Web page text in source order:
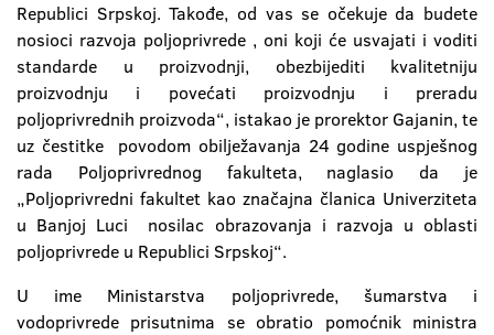
Republici Srpskoj. Takođe, od vas se očekuje da budete
nosioci razvoja poljoprivrede , oni koji će usvajati i voditi
standarde u proizvodnji, obezbijediti kvalitetniju
proizvodnju i povećati proizvodnju i preradu
poljoprivrednih proizvoda“, istakao je prorektor Gajanin, te
uz čestitke povodom obilježavanja 24 godine uspješnog
rada Poljoprivrednog fakulteta, naglasio da je
„Poljoprivredni fakultet kao značajna članica Univerziteta
u Banjoj Luci nosilac obrazovanja i razvoja u oblasti
poljoprivrede u Republici Srpskoj“.
U ime Ministarstva poljoprivrede, šumarstva i
vodoprivrede prisutnima se obratio pomoćnik ministra